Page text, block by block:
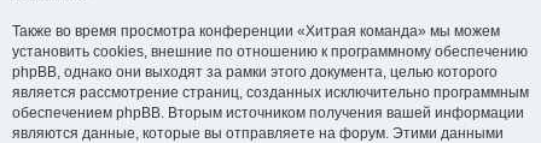
Также во время просмотра конференции «Хитрая команда» мы можем
установить cookies, внешние по отношению к программному обеспечению
phpBB, однако они выходят за рамки этого документа, целью которого
является рассмотрение страниц, созданных исключительно программным
обеспечением phpBB. Вторым источником получения вашей информации
являются данные, которые вы отправляете на форум. Этими данными